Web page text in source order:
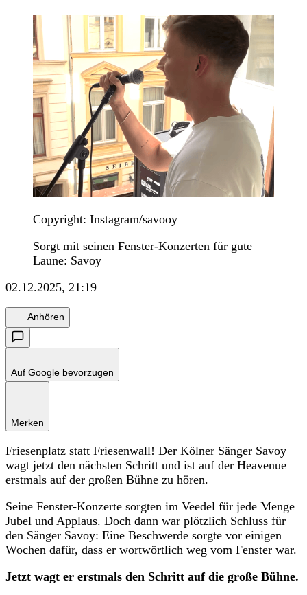
Copyright: Instagram/savooy
Sorgt mit seinen Fenster-Konzerten für gute
Laune: Savoy
02.12.2025, 21:19
Anhören
Auf Google bevorzugen
Merken
Friesenplatz statt Friesenwall! Der Kölner Sänger Savoy
wagt jetzt den nächsten Schritt und ist auf der Heavenue
erstmals auf der großen Bühne zu hören.
Seine Fenster-Konzerte sorgten im Veedel für jede Menge
Jubel und Applaus. Doch dann war plötzlich Schluss für
den Sänger Savoy: Eine Beschwerde sorgte vor einigen
Wochen dafür, dass er wortwörtlich weg vom Fenster war.
Jetzt wagt er erstmals den Schritt auf die große Bühne.